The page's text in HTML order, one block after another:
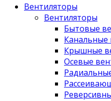
Вентиляторы
Вентиляторы
Бытовые
Канальные
Крышные
Осевые